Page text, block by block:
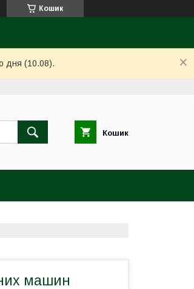
Кошик
дня (10.08).
Кошик
машин